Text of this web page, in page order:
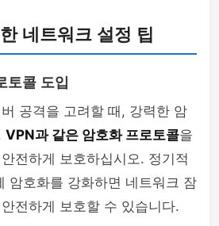
네트워크 설정 팁
토콜 도입
공격을 고려할 때, 강력한 암
VPN과 같은 암호화 프로토콜을
전하게 보호하십시오. 정기적
암호화를 강화하면 네트워크 잠
전하게 보호할 수 있습니다.